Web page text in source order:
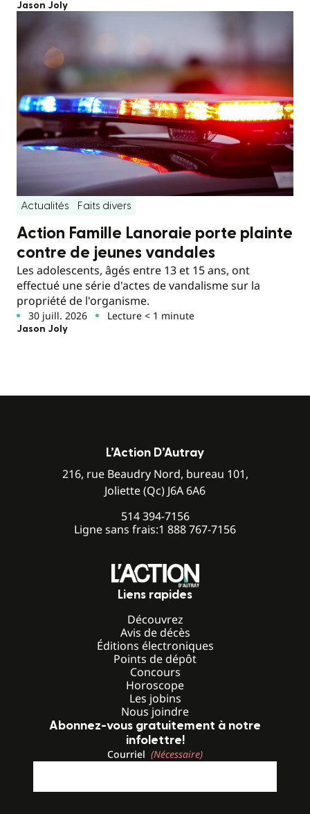
Jason Joly
Actualités Faits divers
Action Famille Lanoraie porte plainte
contre de jeunes vandales
Les adolescents, âgés entre 13 et 15 ans, ont
effectué une série d'actes de vandalisme sur la
propriété de l'organisme.
30 juill. 2026 Lecture < 1 minute
Jason Joly
L’Action D’Autray
216, rue Beaudry Nord, bureau 101,
Joliette (Qc) J6A 6A6
514 394-7156
Ligne sans frais:1 888 767-7156
Liens rapides
Découvrez
Avis de décès
Éditions électroniques
Points de dépôt
Concours
Horoscope
Les jobins
Nous joindre
Abonnez-vous gratuitement à notre
infolettre!
Courriel (Nécessaire)